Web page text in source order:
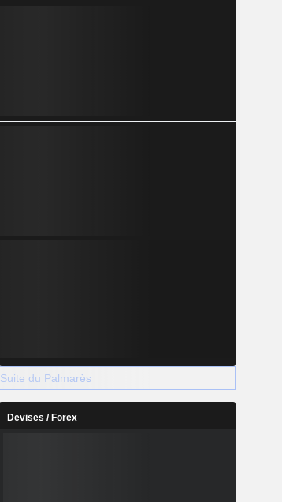
Suite du Palmarès
Devises / Forex